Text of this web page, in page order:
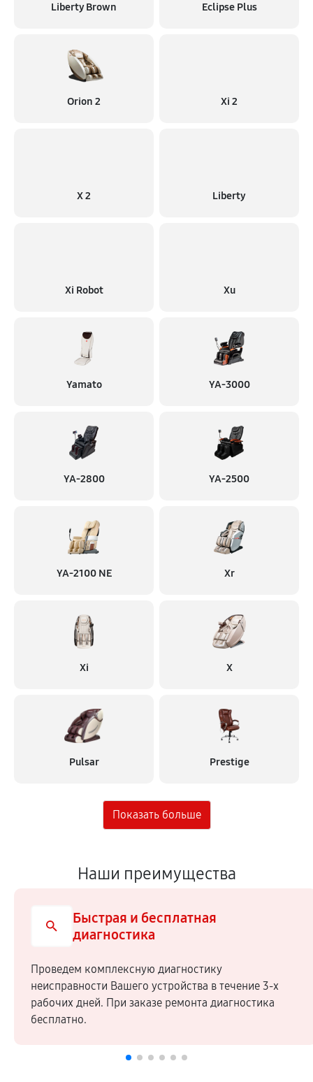
Liberty Brown Eclipse Plus
Orion 2 Xi 2
X 2 Liberty
Xi Robot Xu
Yamato YA-3000
YA-2800 YA-2500
YA-2100 NE Xr
Xi X
Pulsar Prestige
Наши преимущества
Быстрая и бесплатная
диагностика
Проведем комплексную диагностику
неисправности Вашего устройства в течение 3-х
рабочих дней. При заказе ремонта диагностика
бесплатно.